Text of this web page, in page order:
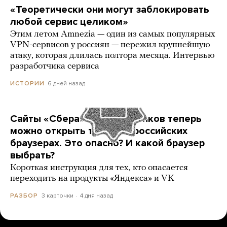
«Теоретически они могут заблокировать
любой сервис целиком»
Этим летом Amnezia — один из самых популярных
VPN-сервисов у россиян — пережил крупнейшую
атаку, которая длилась полтора месяца. Интервью
разработчика сервиса
ИСТОРИИ 6 дней назад
Сайты «Сбера» и других банков теперь
можно открыть только в российских
браузерах. Это опасно? И какой браузер
выбрать?
Короткая инструкция для тех, кто опасается
переходить на продукты «Яндекса» и VK
РАЗБОР 3 карточки 4 дня назад